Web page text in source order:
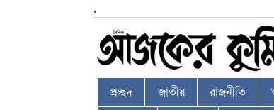
,
প্রচ্ছদ জাতীয় রাজনীতি